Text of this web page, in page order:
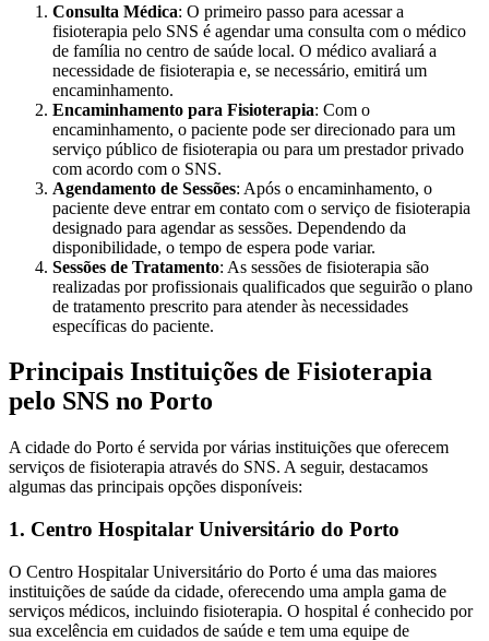
Consulta Médica: O primeiro passo para acessar a
fisioterapia pelo SNS é agendar uma consulta com o médico
de família no centro de saúde local. O médico avaliará a
necessidade de fisioterapia e, se necessário, emitirá um
encaminhamento.
Encaminhamento para Fisioterapia: Com o
encaminhamento, o paciente pode ser direcionado para um
serviço público de fisioterapia ou para um prestador privado
com acordo com o SNS.
Agendamento de Sessões: Após o encaminhamento, o
paciente deve entrar em contato com o serviço de fisioterapia
designado para agendar as sessões. Dependendo da
disponibilidade, o tempo de espera pode variar.
Sessões de Tratamento: As sessões de fisioterapia são
realizadas por profissionais qualificados que seguirão o plano
de tratamento prescrito para atender às necessidades
específicas do paciente.
Principais Instituições de Fisioterapia
pelo SNS no Porto
A cidade do Porto é servida por várias instituições que oferecem
serviços de fisioterapia através do SNS. A seguir, destacamos
algumas das principais opções disponíveis:
1. Centro Hospitalar Universitário do Porto
O Centro Hospitalar Universitário do Porto é uma das maiores
instituições de saúde da cidade, oferecendo uma ampla gama de
serviços médicos, incluindo fisioterapia. O hospital é conhecido por
sua excelência em cuidados de saúde e tem uma equipe de